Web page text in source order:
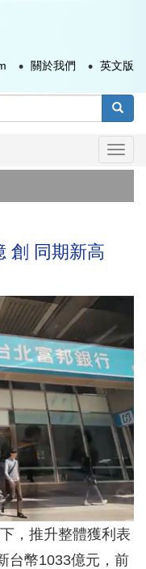
關於我們 英文版
創 同期新高
，推升整體獲利表
台幣1033億元，前